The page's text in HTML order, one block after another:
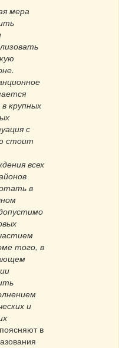
мера
крупных
с
стоит
всех
в
того, в
и
в